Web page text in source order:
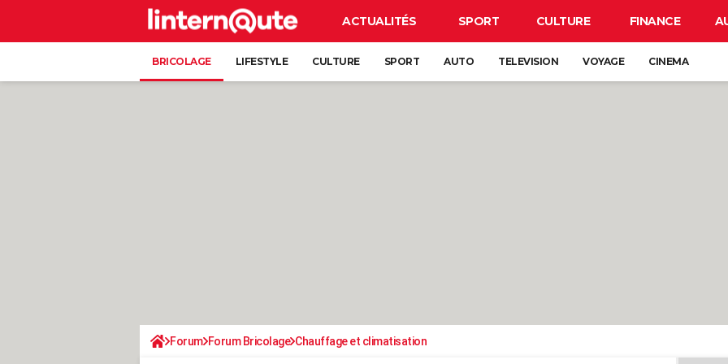
ACTUALITÉS SPORT CULTURE FINANCE
BRICOLAGE LIFESTYLE CULTURE SPORT AUTO TELEVISION VOYAGE CINEMA
Forum Forum Bricolage Chauffage et climatisation